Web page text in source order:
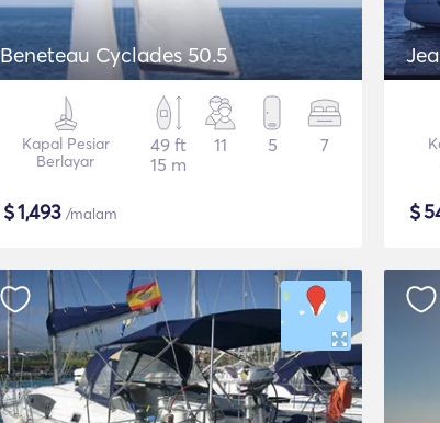
Beneteau Cyclades 50.5
Kapal Pesiar
Berlayar
49 ft
15 m
11 5 7
$1,493 /malam $